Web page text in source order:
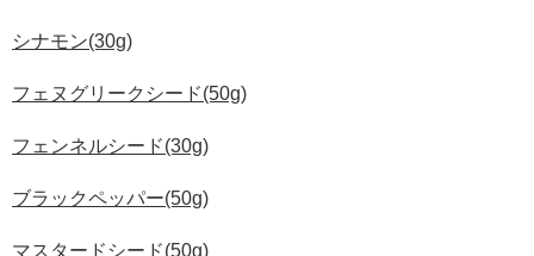
シナモン(30g)
フェヌグリークシード(50g)
フェンネルシード(30g)
ブラックペッパー(50g)
マスタードシード(50g)